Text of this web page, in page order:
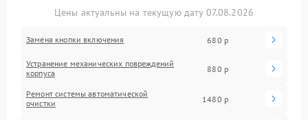
Цены актуальны на текущую дату 07.08.2026
Замена кнопки включения 680 р
Устранение механических повреждений
корпуса
880 р
Ремонт системы автоматической
очистки
1480 р